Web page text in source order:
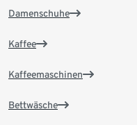
Damenschuhe
Kaffee
Kaffeemaschinen
Bettwäsche